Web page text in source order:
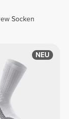
Socken
NEU